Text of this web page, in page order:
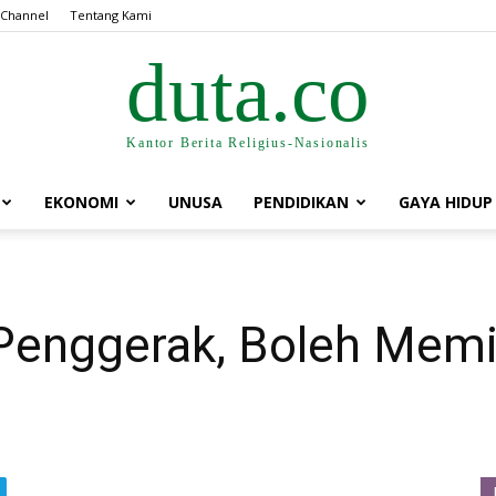
Tentang Kami
duta.co
Kantor Berita Religius-Nasionalis
EKONOMI UNUSA PENDIDIKAN GAYA HIDUP
Boleh